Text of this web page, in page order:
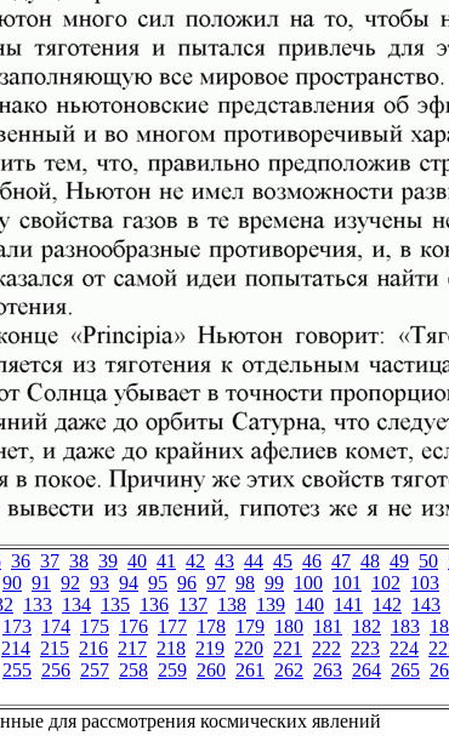
36 37 38 39 40 41 42 43 44 45 46 47 48 49 50
90 91 92 93 94 95 96 97 98 99 100 101 102 103
133 134 135 136 137 138 139 140 141 142 143
173 174 175 176 177 178 179 180 181 182 183
214 215 216 217 218 219 220 221 222 223 224
255 256 257 258 259 260 261 262 263 264 265
для рассмотрения космических явлений